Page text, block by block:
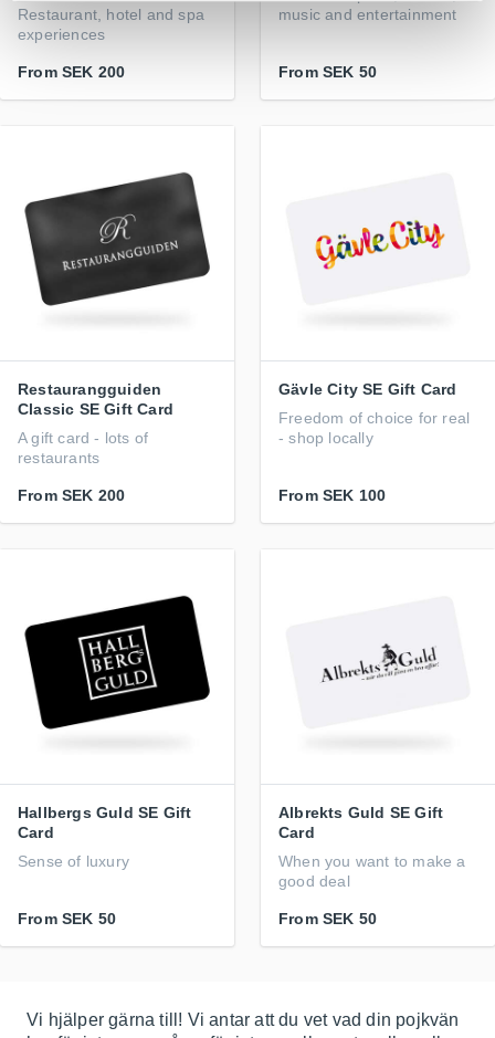
Restaurant, hotel and spa
experiences
From SEK 200
music and entertainment
From SEK 50
Restaurangguiden
Classic SE Gift Card
A gift card - lots of
restaurants
From SEK 200
Gävle City SE Gift Card
Freedom of choice for real
- shop locally
From SEK 100
Hallbergs Guld SE Gift
Card
Sense of luxury
From SEK 50
Albrekts Guld SE Gift
Card
When you want to make a
good deal
From SEK 50
Vi hjälper gärna till! Vi antar att du vet vad din pojkvän